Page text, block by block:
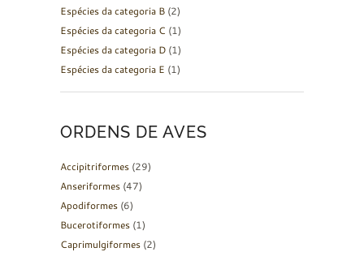
Espécies da categoria B (2)
Espécies da categoria C (1)
Espécies da categoria D (1)
Espécies da categoria E (1)
ORDENS DE AVES
Accipitriformes (29)
Anseriformes (47)
Apodiformes (6)
Bucerotiformes (1)
Caprimulgiformes (2)